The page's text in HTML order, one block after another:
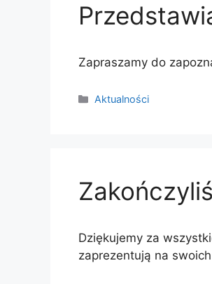
Zapraszamy do
Kategorie
Aktualności
Dziękujemy za
zaprezentują na